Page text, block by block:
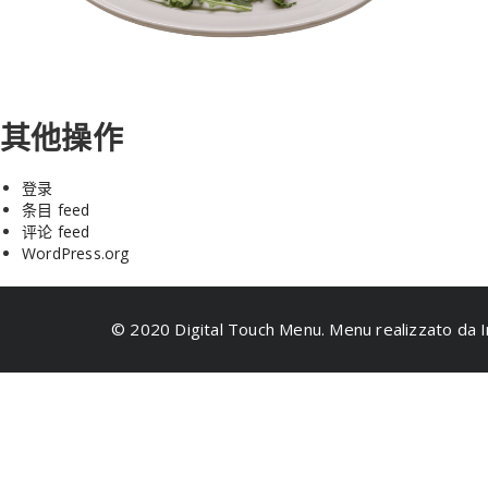
其他操作
登录
条目 feed
评论 feed
WordPress.org
© 2020 Digital Touch Menu. Menu realizzato da